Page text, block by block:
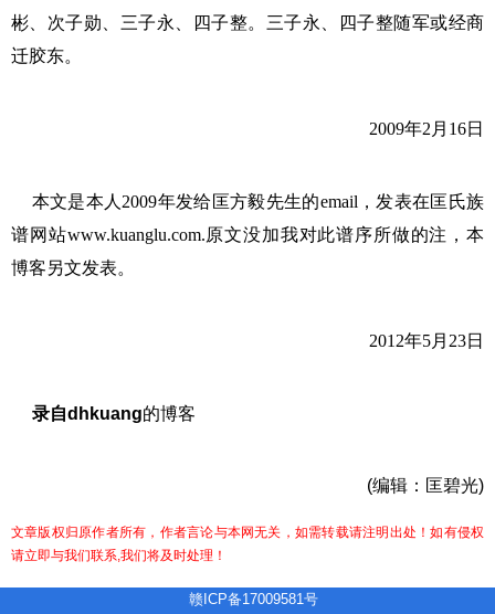
彬、次子勋、三子永、四子整。三子永、四子整随军或经商
迁胶东。
2009年2月16日
本文是本人2009年发给匡方毅先生的email，发表在匡氏族
谱网站www.kuanglu.com.原文没加我对此谱序所做的注，本
博客另文发表。
2012年5月23日
录自dhkuang的博客
(编辑：匡碧光)
文章版权归原作者所有，作者言论与本网无关，如需转载请注明出处！如有侵权
请立即与我们联系,我们将及时处理！
赣ICP备17009581号